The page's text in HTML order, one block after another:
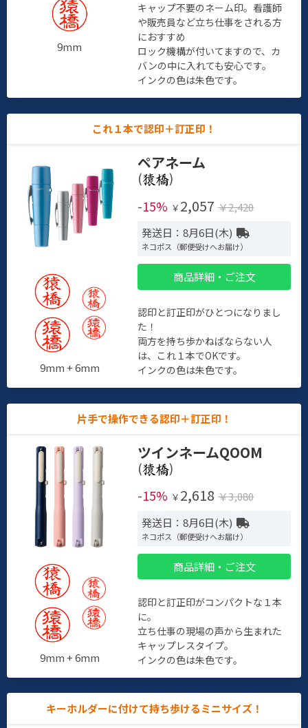
9mm
キャップ不要のネーム印。看護師
や販売員など立ち仕事をされる方
におすすめ
ロック機構が付いてますので、カ
バンの中に入れても安心です。
インクの色は朱色です。
これ１本で認印＋訂正印！
9mm + 6mm
ペアネーム
(
)
-15% ￥ 2,057 ￥2,420
発送日：8月6日(木)
ネコポス（郵便受けへお届け）
商品詳細・ご注文
認印と訂正印がひとつになりまし
た！
両方を持ち歩かねばならない人
は、これ１本でOKです。
インクの色は朱色です。
片手で操作できる認印＋訂正印！
9mm + 6mm
ツインネームQOOM
(
)
-15% ￥ 2,618 ￥3,080
発送日：8月6日(木)
ネコポス（郵便受けへお届け）
商品詳細・ご注文
認印と訂正印がコンパクトな１本
に。
立ち仕事の現場の声から生まれた
キャップレスタイプ。
インクの色は朱色です。
キーホルダーに付けて持ち歩けるミニサイズ！